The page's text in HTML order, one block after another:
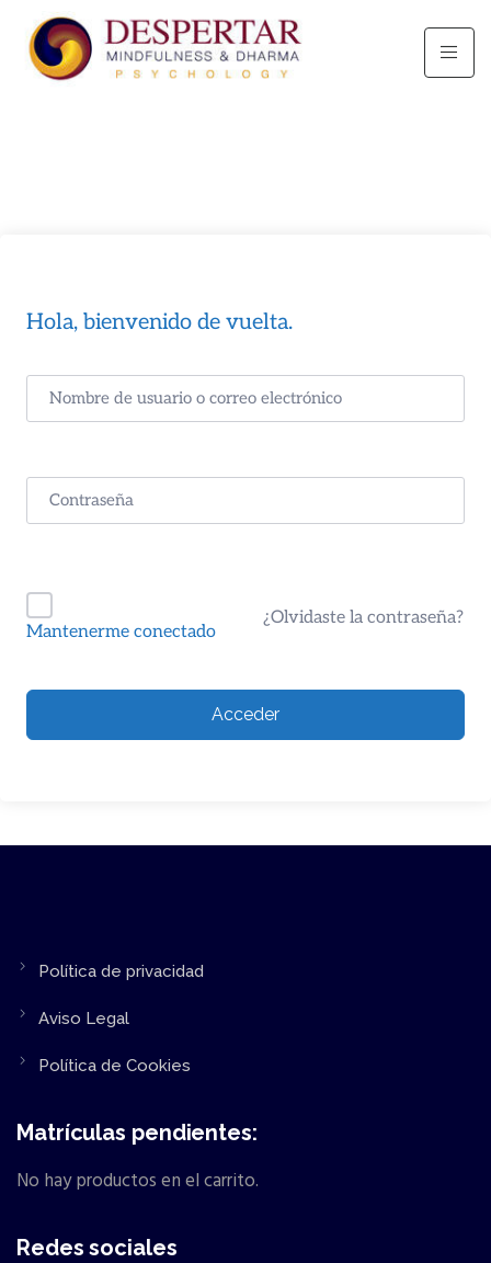
Hola, bienvenido de vuelta.
Mantenerme conectado
¿Olvidaste la contraseña?
Acceder
Política de privacidad
Aviso Legal
Política de Cookies
Matrículas pendientes:
No hay productos en el carrito.
Redes sociales